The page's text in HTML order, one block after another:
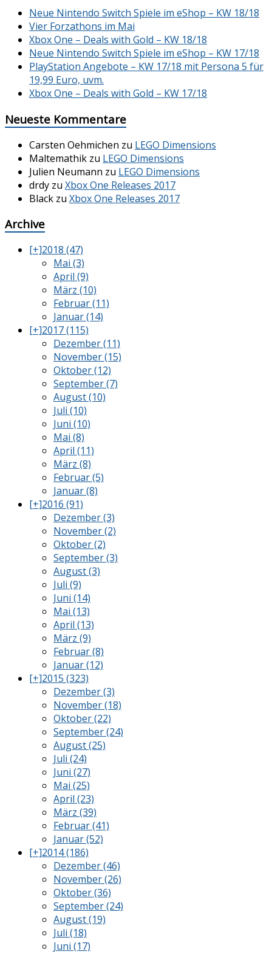
Neue Nintendo Switch Spiele im eShop – KW 18/18
Vier Forzathons im Mai
Xbox One – Deals with Gold – KW 18/18
Neue Nintendo Switch Spiele im eShop – KW 17/18
PlayStation Angebote – KW 17/18 mit Persona 5 für
19,99 Euro, uvm.
Xbox One – Deals with Gold – KW 17/18
Neueste Kommentare
Carsten Oehmichen zu LEGO Dimensions
Maltemathik zu LEGO Dimensions
Julien Neumann zu LEGO Dimensions
drdy zu Xbox One Releases 2017
Black zu Xbox One Releases 2017
Archive
[+]2018 (47)
Mai (3)
April (9)
März (10)
Februar (11)
Januar (14)
[+]2017 (115)
Dezember (11)
November (15)
Oktober (12)
September (7)
August (10)
Juli (10)
Juni (10)
Mai (8)
April (11)
März (8)
Februar (5)
Januar (8)
[+]2016 (91)
Dezember (3)
November (2)
Oktober (2)
September (3)
August (3)
Juli (9)
Juni (14)
Mai (13)
April (13)
März (9)
Februar (8)
Januar (12)
[+]2015 (323)
Dezember (3)
November (18)
Oktober (22)
September (24)
August (25)
Juli (24)
Juni (27)
Mai (25)
April (23)
März (39)
Februar (41)
Januar (52)
[+]2014 (186)
Dezember (46)
November (26)
Oktober (36)
September (24)
August (19)
Juli (18)
Juni (17)